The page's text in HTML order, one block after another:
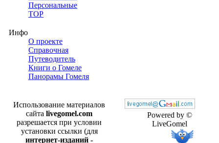
Персональные
TOP
Инфо
О проекте
Справочная
Путеводитель
Книги о Гомеле
Панорамы Гомеля
Powered by ©
LiveGomel
Использование материалов
сайта livegomel.com
разрешается при условии
установки ссылки (для
интернет-изданий -